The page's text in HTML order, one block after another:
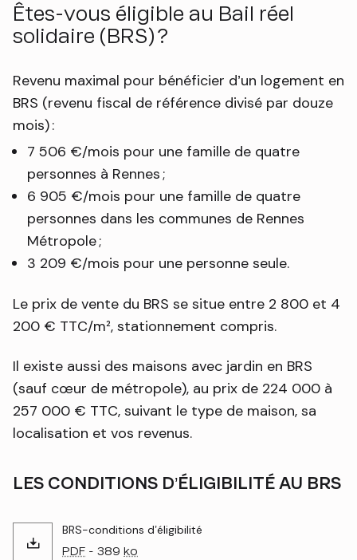
Êtes-vous éligible au Bail réel
solidaire (BRS) ?
Revenu maximal pour bénéficier d’un logement en
BRS (revenu fiscal de référence divisé par douze
mois) :
7 506 €/mois pour une famille de quatre
personnes à Rennes ;
6 905 €/mois pour une famille de quatre
personnes dans les communes de Rennes
Métropole ;
3 209 €/mois pour une personne seule.
Le prix de vente du BRS se situe entre 2 800 et 4
200 € TTC/m², stationnement compris.
Il existe aussi des maisons avec jardin en BRS
(sauf cœur de métropole), au prix de 224 000 à
257 000 € TTC, suivant le type de maison, sa
localisation et vos revenus.
LES CONDITIONS D’ÉLIGIBILITÉ AU BRS
BRS-conditions d’éligibilité
PDF - 389 ko